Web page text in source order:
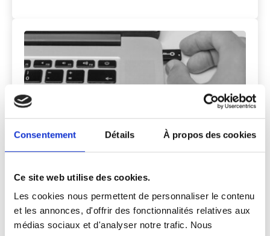
Consentement Détails À propos des cookies
Ce site web utilise des cookies.
Les cookies nous permettent de personnaliser le contenu
et les annonces, d'offrir des fonctionnalités relatives aux
médias sociaux et d'analyser notre trafic. Nous
CYBERSÉCURITÉ / GESTION DES
VOIR PLUS